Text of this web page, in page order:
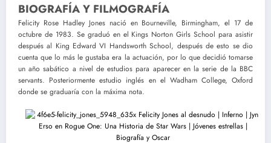
BIOGRAFÍA Y FILMOGRAFÍA
Felicity Rose Hadley Jones nació en Bourneville, Birmingham, el 17 de
octubre de 1983. Se graduó en el Kings Norton Girls School para asistir
después al King Edward VI Handsworth School, después de esto se dio
cuenta que lo más le gustaba era la actuación, por lo que decidió tomarse
un año sabático a nivel de estudios para aparecer en la serie de la BBC
servants. Posteriormente estudio inglés en el Wadham College, Oxford
donde se graduaría con la máxima nota.